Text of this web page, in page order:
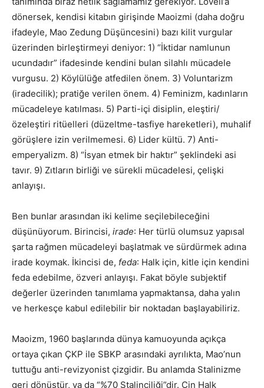
dönersek, kendisi kitabın girişinde Maoizmi (daha doğru
ifadeyle, Mao Zedung Düşüncesini) bazı kilit vurgular
üzerinden birleştirmeyi deniyor: 1) “İktidar namlunun
ucundadır” ifadesinde kendini bulan silahlı mücadele
vurgusu. 2) Köylülüğe atfedilen önem. 3) Voluntarizm
(iradecilik); pratiğe verilen önem. 4) Feminizm, kadınların
mücadeleye katılması. 5) Parti-içi disiplin, eleştiri/
özeleştiri ritüelleri (düzeltme-tasfiye hareketleri), muhalif
görüşlere izin verilmemesi. 6) Lider kültü. 7) Anti-
emperyalizm. 8) “İsyan etmek bir haktır” şeklindeki asi
tavır. 9) Zıtların birliği ve sürekli mücadelesi, çelişki
anlayışı.
Ben bunlar arasından iki kelime seçilebileceğini
düşünüyorum. Birincisi, irade: Her türlü olumsuz yapısal
şarta rağmen mücadeleyi başlatmak ve sürdürmek adına
irade koymak. İkincisi de, feda: Halk için, kitle için kendini
feda edebilme, özveri anlayışı. Fakat böyle subjektif
değerler üzerinden tanımlama yapmaktansa, daha yalın
ve herkesçe kabul edilebilir bir noktadan başlayabiliriz.
Maoizm, 1960 başlarında dünya kamuoyunda açıkça
ortaya çıkan ÇKP ile SBKP arasındaki ayrılıkta, Mao’nun
tuttuğu anti-revizyonist çizgidir. Bu anlamda Stalinizme
geri dönüştür, ya da “%70 Stalinciliği”dir. Çin Halk